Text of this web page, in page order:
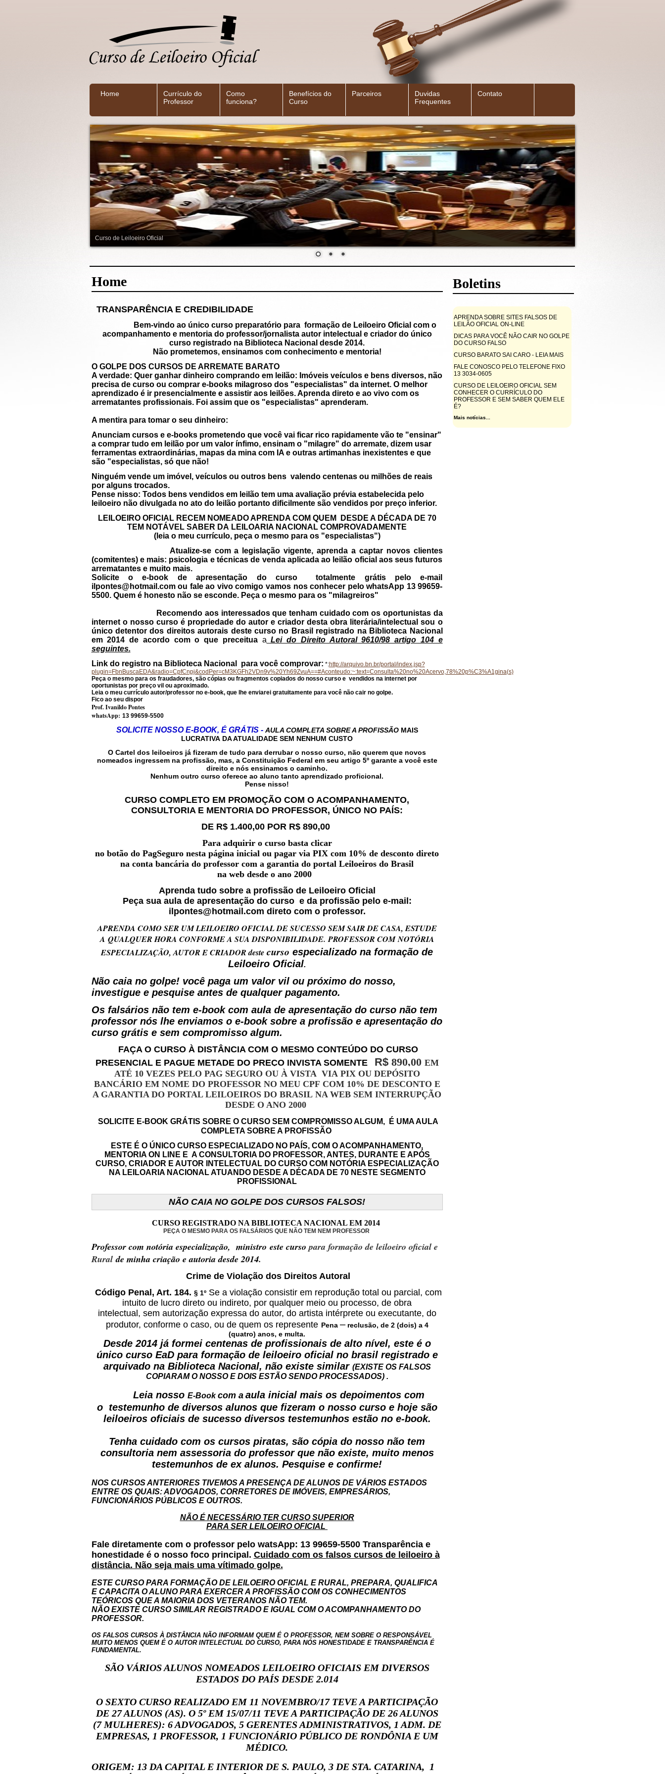
Home
Currículo do
Professor
Como
funciona?
Benefícios do
Curso
Parceiros
Duvidas
Frequentes
Contato
Curso de Leiloeiro Oficial
Boletins
APRENDA SOBRE SITES FALSOS DE
LEILÃO OFICIAL ON-LINE
DICAS PARA VOCÊ NÃO CAIR NO GOLPE
DO CURSO FALSO
CURSO BARATO SAI CARO - LEIA MAIS
FALE CONOSCO PELO TELEFONE FIXO
13 3034-0605
CURSO DE LEILOEIRO OFICIAL SEM
CONHECER O CURRÍCULO DO
PROFESSOR E SEM SABER QUEM ELE
É?
Mais notícias...
Home
TRANSPARÊNCIA E CREDIBILIDADE
Bem-vindo ao único curso preparatório para formação de Leiloeiro Oficial com o
acompanhamento e mentoria do professor/jornalista autor intelectual e criador do único
curso registrado na Biblioteca Nacional desde 2014.
Não prometemos, ensinamos com conhecimento e mentoria!
O GOLPE DOS CURSOS DE ARREMATE BARATO
A verdade: Quer ganhar dinheiro comprando em leilão: Imóveis veículos e bens diversos, não
precisa de curso ou comprar e-books milagroso dos "especialistas" da internet. O melhor
aprendizado é ir presencialmente e assistir aos leilões. Aprenda direto e ao vivo com os
arrematantes profissionais. Foi assim que os "especialistas" aprenderam.
A mentira para tomar o seu dinheiro:
Anunciam cursos e e-books prometendo que você vai ficar rico rapidamente vão te "ensinar"
a comprar tudo em leilão por um valor ínfimo, ensinam o "milagre" do arremate, dizem usar
ferramentas extraordinárias, mapas da mina com IA e outras artimanhas inexistentes e que
são "especialistas, só que não!
Ninguém vende um imóvel, veículos ou outros bens valendo centenas ou milhões de reais
por alguns trocados.
Pense nisso: Todos bens vendidos em leilão tem uma avaliação prévia estabelecida pelo
leiloeiro não divulgada no ato do leilão portanto dificilmente são vendidos por preço inferior.
LEILOEIRO OFICIAL RECEM NOMEADO APRENDA COM QUEM DESDE A DÉCADA DE 70
TEM NOTÁVEL SABER DA LEILOARIA NACIONAL COMPROVADAMENTE
(leia o meu currículo, peça o mesmo para os "especialistas")
Atualize-se com a legislação vigente, aprenda a captar novos clientes
(comitentes) e mais: psicologia e técnicas de venda aplicada ao leilão oficial aos seus futuros
arrematantes e muito mais.
Solicite o e-book de apresentação do curso totalmente grátis pelo e-mail
ilpontes@hotmail.com ou fale ao vivo comigo vamos nos conhecer pelo whatsApp 13 99659-
5500. Quem é honesto não se esconde. Peça o mesmo para os "milagreiros"
Recomendo aos interessados que tenham cuidado com os oportunistas da
internet o nosso curso é propriedade do autor e criador desta obra literária/intelectual sou o
único detentor dos direitos autorais deste curso no Brasil registrado na Biblioteca Nacional
em 2014 de acordo com o que preceituaa Lei do Direito Autoral 9610/98 artigo 104 e
seguintes.
Link do registro na Biblioteca Nacional para você comprovar: *:http://arquivo.bn.br/portal/index.jsp?
plugin=FbnBuscaEDA&radio=CpfCnpj&codPer=cM3KGFh2VDn9v%20Yh69ZvuA==#Aconteudo:~:text=Consulta%20no%20Acervo,78%20p%C3%A1gina(s)
Peça o mesmo para os fraudadores, são cópias ou fragmentos copiados do nosso curso e vendidos na internet por
oportunistas por preço vil ou aproximado.
Leia o meu currículo autor/professor no e-book, que lhe enviarei gratuitamente para você não cair no golpe.
Fico ao seu dispor
Prof. Ivanildo Pontes
whatsApp: 13 99659-5500
SOLICITE NOSSO E-BOOK, É GRÁTIS - AULA COMPLETA SOBRE A PROFISSÃO MAIS
LUCRATIVA DA ATUALIDADE SEM NENHUM CUSTO
O Cartel dos leiloeiros já fizeram de tudo para derrubar o nosso curso, não querem que novos
nomeados ingressem na profissão, mas, a Constituição Federal em seu artigo 5º garante a você este
direito e nós ensinamos o caminho.
Nenhum outro curso oferece ao aluno tanto aprendizado proficional.
Pense nisso!
CURSO COMPLETO EM PROMOÇÃO COM O ACOMPANHAMENTO,
CONSULTORIA E MENTORIA DO PROFESSOR, ÚNICO NO PAÍS:
DE R$ 1.400,00 POR R$ 890,00
Para adquirir o curso basta clicar
no botão do PagSeguro nesta página inicial ou pagar via PIX com 10% de desconto direto
na conta bancária do professor com a garantia do portal Leiloeiros do Brasil
na web desde o ano 2000
Aprenda tudo sobre a profissão de Leiloeiro Oficial
Peça sua aula de apresentação do curso e da profissão pelo e-mail:
ilpontes@hotmail.com direto com o professor.
APRENDA COMO SER UM LEILOEIRO OFICIAL DE SUCESSO SEM SAIR DE CASA, ESTUDE
A QUALQUER HORA CONFORME A SUA DISPONIBILIDADE. PROFESSOR COM NOTÓRIA
ESPECIALIZAÇÃO, AUTOR E CRIADOR deste curso especializado na formação de
Leiloeiro Oficial.
Não caia no golpe! você paga um valor vil ou próximo do nosso,
investigue e pesquise antes de qualquer pagamento.
Os falsários não tem e-book com aula de apresentação do curso não tem
professor nós lhe enviamos o e-book sobre a profissão e apresentação do
curso grátis e sem compromisso algum.
FAÇA O CURSO À DISTÂNCIA COM O MESMO CONTEÚDO DO CURSO
PRESENCIAL E PAGUE METADE DO PREÇO INVISTA SOMENTE
R$890,00 EM
ATÉ 10 VEZES PELO PAG SEGURO OU À VISTA VIA PIX OU DEPÓSITO
BANCÁRIO EM NOME DO PROFESSOR NO MEU CPF COM 10% DE DESCONTO E
A GARANTIA DO PORTAL LEILOEIROS DO BRASIL NA WEB SEM INTERRUPÇÃO
DESDE O ANO 2000
SOLICITE E-BOOK GRÁTIS SOBRE O CURSO SEM COMPROMISSO ALGUM, É UMA AULA
COMPLETA SOBRE A PROFISSÃO
ESTE É O ÚNICO CURSO ESPECIALIZADO NO PAÍS, COM O ACOMPANHAMENTO,
MENTORIA ON LINE E A CONSULTORIA DO PROFESSOR, ANTES, DURANTE E APÓS
CURSO, CRIADOR E AUTOR INTELECTUAL DO CURSO COM NOTÓRIA ESPECIALIZAÇÃO
NA LEILOARIA NACIONAL ATUANDO DESDE A DÉCADA DE 70 NESTE SEGMENTO
PROFISSIONAL
NÃO CAIA NO GOLPE DOS CURSOS FALSOS!
CURSO REGISTRADO NA BIBLIOTECA NACIONAL EM 2014
PEÇA O MESMO PARA OS FALSÁRIOS QUE NÃO TEM NEM PROFESSOR
Professor com notória especialização, ministro este cursopara formação de leiloeiro oficial e
Ruralde minha criação e autoria desde 2014.
Crime de Violação dos Direitos Autoral
Código Penal, Art. 184. § 1ºSe a violação consistir em reprodução total ou parcial, com
intuito de lucro direto ou indireto, por qualquer meio ou processo, de obra
intelectual, sem autorização expressa do autor, do artista intérprete ou executante, do
produtor, conforme o caso, ou de quem os represente Pena –reclusão, de 2 (dois) a 4
(quatro) anos, e multa.
Desde 2014 já formei centenas de profissionais de alto nível, este é o
único curso EaD para formação de leiloeiro oficial no brasil registrado e
arquivado na Biblioteca Nacional, não existe similar (EXISTE OS FALSOS
COPIARAM O NOSSO E DOIS ESTÃO SENDO PROCESSADOS) .
Leia nosso E-Bookcom a aula inicial mais os depoimentos com
o testemunho de diversos alunos que fizeram o nosso curso e hoje são
leiloeiros oficiais de sucesso diversos testemunhos estão no e-book.
Tenha cuidado com os cursos piratas, são cópia do nosso não tem
consultoria nem assessoria do professor que não existe, muito menos
testemunhos de ex alunos. Pesquise e confirme!
NOS CURSOS ANTERIORES TIVEMOS A PRESENÇA DE ALUNOS DE VÁRIOS ESTADOS
ENTRE OS QUAIS: ADVOGADOS, CORRETORES DE IMÓVEIS, EMPRESÁRIOS,
FUNCIONÁRIOS PÚBLICOS E OUTROS.
NÃO É NECESSÁRIO TER CURSO SUPERIOR
PARA SER LEILOEIRO OFICIAL
Fale diretamente com o professor pelo watsApp: 13 99659-5500 Transparência e
honestidade é o nosso foco principal. Cuidado com os falsos cursos de leiloeiro à
distância. Não seja mais uma vítimado golpe.
ESTE CURSO PARA FORMAÇÃO DE LEILOEIRO OFICIAL E RURAL, PREPARA, QUALIFICA
E CAPACITA O ALUNO PARA EXERCER A PROFISSÃO COM OS CONHECIMENTOS
TEÓRICOS QUE A MAIORIA DOS VETERANOS NÃO TEM.
NÃO EXISTE CURSO SIMILAR REGISTRADO E IGUAL COM O ACOMPANHAMENTO DO
PROFESSOR.
OS FALSOS CURSOS À DISTÂNCIA NÃO INFORMAM QUEM É O PROFESSOR, NEM SOBRE O RESPONSÁVEL
MUITO MENOS QUEM É O AUTOR INTELECTUAL DO CURSO, PARA NÓS HONESTIDADE E TRANSPARÊNCIA É
FUNDAMENTAL.
SÃO VÁRIOS ALUNOS NOMEADOS LEILOEIRO OFICIAIS EM DIVERSOS
ESTADOS DO PAÍS DESDE 2.014
O SEXTO CURSO REALIZADO EM 11 NOVEMBRO/17 TEVE A PARTICIPAÇÃO
DE 27 ALUNOS (AS). O 5º EM 15/07/11 TEVE A PARTICIPAÇÃO DE 26 ALUNOS
(7 MULHERES): 6 ADVOGADOS, 5 GERENTES ADMINISTRATIVOS, 1 ADM. DE
EMPRESAS, 1 PROFESSOR, 1 FUNCIONÁRIO PÚBLICO DE RONDÔNIA E UM
MÉDICO.
ORIGEM: 13 DA CAPITAL E INTERIOR DE S. PAULO, 3 DE STA. CATARINA, 1